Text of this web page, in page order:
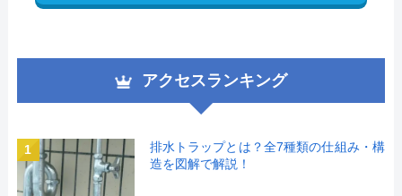
アクセスランキング
1
排水トラップとは？全7種類の仕組み・構
造を図解で解説！